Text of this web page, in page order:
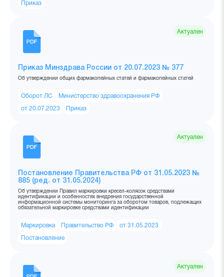
Приказ
Актуален
Приказ Минздрава России от 20.07.2023 № 377
Об утверждении общих фармакопейных статей и фармакопейных статей
Оборот ЛС Министерство здравоохранения РФ
от 20.07.2023 Приказ
Актуален
Постановление Правительства РФ от 31.05.2023 №
885 (ред. от 31.05.2024)
Об утверждении Правил маркировки кресел-колясок средствами
идентификации и особенностях внедрения государственной
информационной системы мониторинга за оборотом товаров, подлежащих
обязательной маркировке средствами идентификации
Маркировка Правительство РФ от 31.05.2023
Постановление
Актуален